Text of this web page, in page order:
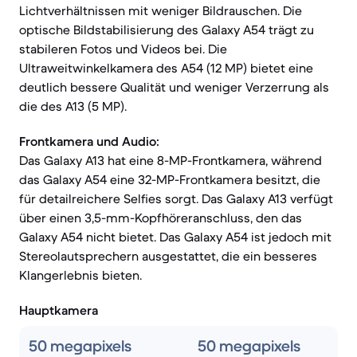
Lichtverhältnissen mit weniger Bildrauschen. Die
optische Bildstabilisierung des Galaxy A54 trägt zu
stabileren Fotos und Videos bei. Die
Ultraweitwinkelkamera des A54 (12 MP) bietet eine
deutlich bessere Qualität und weniger Verzerrung als
die des A13 (5 MP).
Frontkamera und Audio:
Das Galaxy A13 hat eine 8-MP-Frontkamera, während
das Galaxy A54 eine 32-MP-Frontkamera besitzt, die
für detailreichere Selfies sorgt. Das Galaxy A13 verfügt
über einen 3,5-mm-Kopfhöreranschluss, den das
Galaxy A54 nicht bietet. Das Galaxy A54 ist jedoch mit
Stereolautsprechern ausgestattet, die ein besseres
Klangerlebnis bieten.
Hauptkamera
50 megapixels 50 megapixels